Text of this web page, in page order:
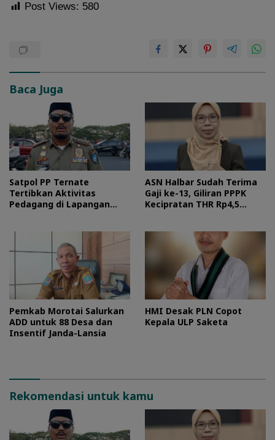
Post Views: 580
Baca Juga
Satpol PP Ternate
Tertibkan Aktivitas
Pedagang di Lapangan
ASN Halbar Sudah Terima
Gaji ke-13, Giliran PPPK
Kecipratan THR Rp4,5
Pemkab Morotai Salurkan
ADD untuk 88 Desa dan
Insentif Janda-Lansia
HMI Desak PLN Copot
Kepala ULP Saketa
Rekomendasi untuk kamu